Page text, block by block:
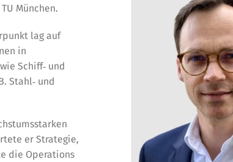
München.
lag auf
in
Schiff‑ und
Stahl‑ und
er Strategie,
die Operations